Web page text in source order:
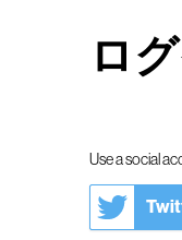
ロ
Use a social